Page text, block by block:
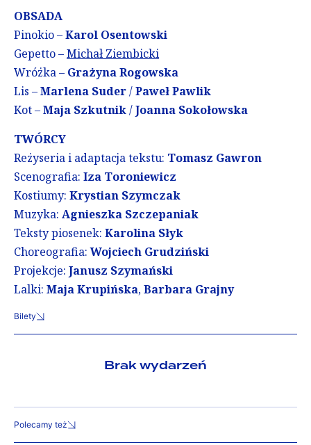
OBSADA
Pinokio –Karol Osentowski
Gepetto –Michał Ziembicki
Wróżka – Grażyna Rogowska
Lis –Marlena Suder/Paweł Pawlik
Kot –Maja Szkutnik/Joanna Sokołowska
TWÓRCY
Reżyseria i adaptacja tekstu: Tomasz Gawron
Scenografia: Iza Toroniewicz
Kostiumy: Krystian Szymczak
Muzyka: Agnieszka Szczepaniak
Teksty piosenek: Karolina Słyk
Choreografia:Wojciech Grudziński
Projekcje: Janusz Szymański
Lalki: Maja Krupińska,Barbara Grajny
Bilety
Brak wydarzeń
Polecamy też